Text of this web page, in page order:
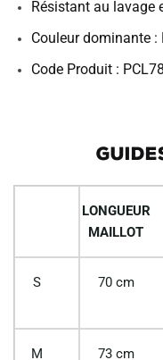
Résistant au lavage
Couleur dominante :
Code Produit :
LONGUEUR
MAILLOT
S 70 cm
M 73 cm